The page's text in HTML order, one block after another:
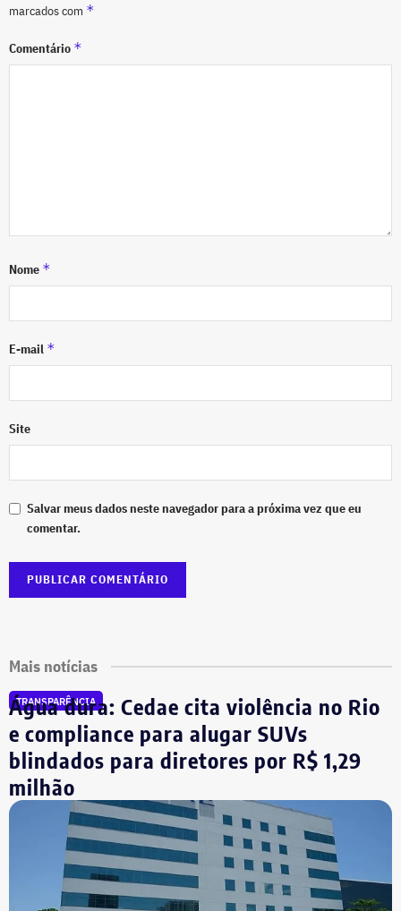
marcados com *
Comentário *
Nome *
E-mail *
Site
Salvar meus dados neste navegador para a próxima vez que eu
comentar.
Mais notícias
TRANSPARÊNCIA
Água dura: Cedae cita violência no Rio
e compliance para alugar SUVs
blindados para diretores por R$ 1,29
milhão